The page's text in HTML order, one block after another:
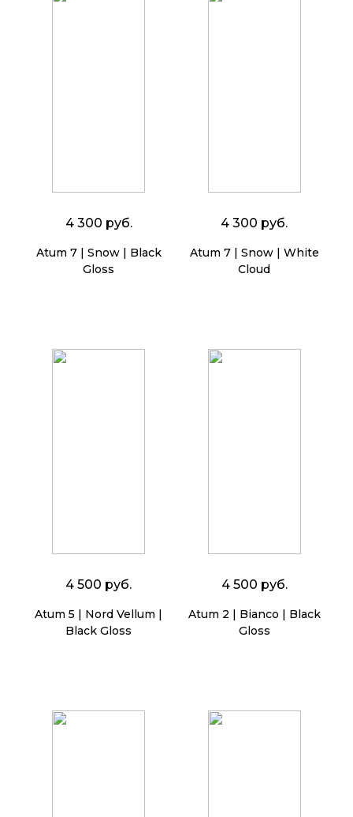
4 300 руб.
Atum 7 | Snow | Black
Gloss
4 300 руб.
Atum 7 | Snow | White
Cloud
4 500 руб.
Atum 5 | Nord Vellum |
Black Gloss
4 500 руб.
Atum 2 | Bianco | Black
Gloss